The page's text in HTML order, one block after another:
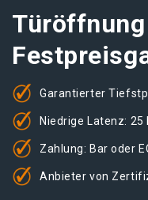
Garantierter
Niedrige Latenz:
Zahlung: Bar oder
Anbieter von